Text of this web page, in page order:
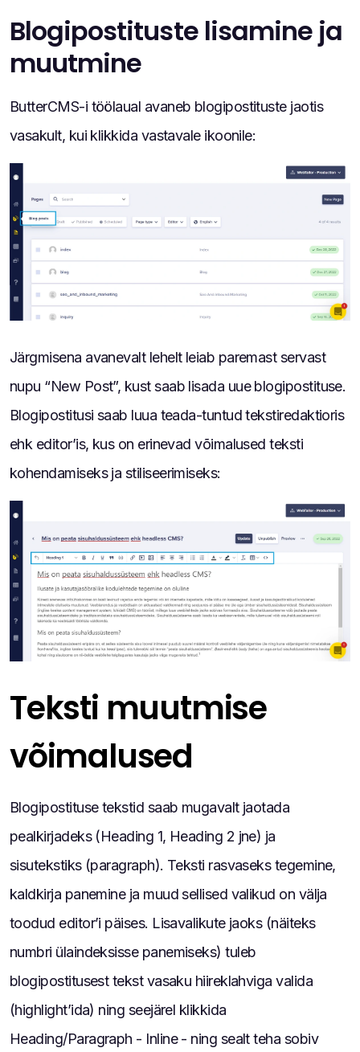
Blogipostituste lisamine ja
muutmine
ButterCMS-i töölaual avaneb blogipostituste jaotis
vasakult, kui klikkida vastavale ikoonile:
Järgmisena avanevalt lehelt leiab paremast servast
nupu “New Post”, kust saab lisada uue blogipostituse.
Blogipostitusi saab luua teada-tuntud tekstiredaktioris
ehk editor’is, kus on erinevad võimalused teksti
kohendamiseks ja stiliseerimiseks:
Teksti muutmise
võimalused
Blogipostituse tekstid saab mugavalt jaotada
pealkirjadeks (Heading 1, Heading 2 jne) ja
sisutekstiks (paragraph). Teksti rasvaseks tegemine,
kaldkirja panemine ja muud sellised valikud on välja
toodud editor’i päises. Lisavalikute jaoks (näiteks
numbri ülaindeksisse panemiseks) tuleb
blogipostitusest tekst vasaku hiireklahviga valida
(highlight’ida) ning seejärel klikkida
Heading/Paragraph - Inline - ning sealt teha sobiv